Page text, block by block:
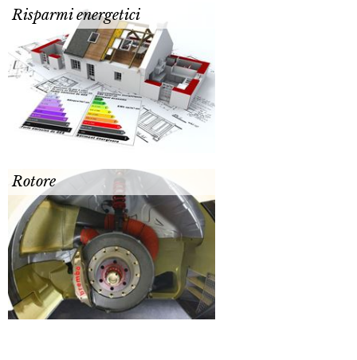
Risparmi energetici
Rotore